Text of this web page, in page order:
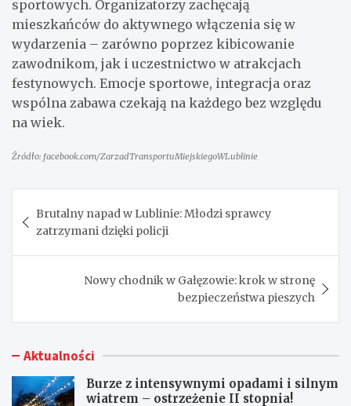
sportowych. Organizatorzy zachęcają
mieszkańców do aktywnego włączenia się w
wydarzenia – zarówno poprzez kibicowanie
zawodnikom, jak i uczestnictwo w atrakcjach
festynowych. Emocje sportowe, integracja oraz
wspólna zabawa czekają na każdego bez względu
na wiek.
Źródło: facebook.com/ZarzadTransportuMiejskiegoWLublinie
wpisu
Brutalny napad w Lublinie: Młodzi sprawcy
zatrzymani dzięki policji
Nowy chodnik w Gałęzowie: krok w stronę
bezpieczeństwa pieszych
Aktualności
Burze z intensywnymi opadami i silnym
wiatrem – ostrzeżenie II stopnia!